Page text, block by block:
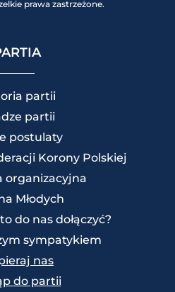
prawa zastrzeżone.
partii
partii
postulaty
Korony Polskiej
organizacyjna
Młodych
do nas dołączyć?
sympatykiem
nas
do partii